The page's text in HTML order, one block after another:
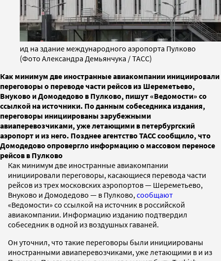
ид на здание международного аэропорта Пулково
(Фото Александра Демьянчука / ТАСС)
Как минимум две иностранные авиакомпании инициировали
переговоры о переводе части рейсов из Шереметьево,
Внуково и Домодедово в Пулково, пишут «Ведомости» со
ссылкой на источники. По данным собеседника издания,
переговоры инициированы зарубежными
авиаперевозчиками, уже летающими в петербургский
аэропорт и из него. Позднее агентство ТАСС сообщило, что
Домодедово опровергло информацию о массовом переносе
рейсов в Пулково
Как минимум две иностранные авиакомпании
инициировали переговоры, касающиеся перевода части
рейсов из трех московских аэропортов — Шереметьево,
Внуково и Домодедово — в Пулково, сообщают
«Ведомости» со ссылкой на источник в российской
авиакомпании. Информацию изданию подтвердил
собеседник в одной из воздушных гаваней.
Он уточнил, что такие переговоры были инициированы
иностранными авиаперевозчиками, уже летающими в и из